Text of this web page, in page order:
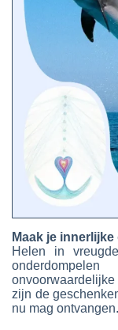
Maak je
Helen in
zijn de
nu mag ontvangen.